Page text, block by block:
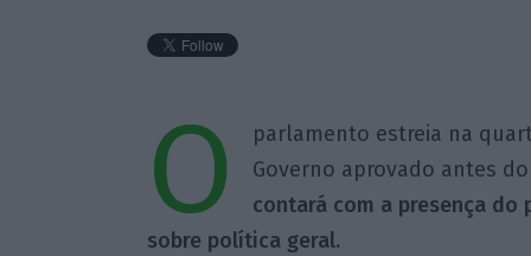
O
parlamento estreia na
Governo aprovado antes
contará com a presença
sobre política geral.